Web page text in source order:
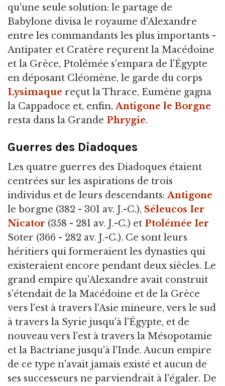
qu'une seule solution: le partage de
Babylone divisa le royaume d'Alexandre
entre les commandants les plus importants -
Antipater et Cratère reçurent la Macédoine
et la Grèce, Ptolémée s'empara de l'Égypte
en déposant Cléomène, le garde du corps
Lysimaque reçut la Thrace, Eumène gagna
la Cappadoce et, enfin,Antigone le Borgne
resta dans la Grande Phrygie.
Guerres des Diadoques
Les quatre guerres des Diadoques étaient
centrées sur les aspirations de trois
individus et de leurs descendants:Antigone
le borgne (382 - 301 av. J.-C.), Séleucos Ier
Nicator (358 - 281 av. J.-C.) et Ptolémée Ier
Soter (366 - 282 av. J.-C.). Ce sont leurs
héritiers qui formeraient les dynasties qui
existeraient encore pendant deux siècles. Le
grand empire qu'Alexandre avait construit
s'étendait de la Macédoine et de la Grèce
vers l'est à travers l'Asie mineure, vers le sud
à travers la Syrie jusqu'à l'Égypte, et de
nouveau vers l'est à travers la Mésopotamie
et la Bactriane jusqu'à l'Inde. Aucun empire
de ce type n'avait jamais existé et aucun de
ses successeurs ne parviendrait à l'égaler. De